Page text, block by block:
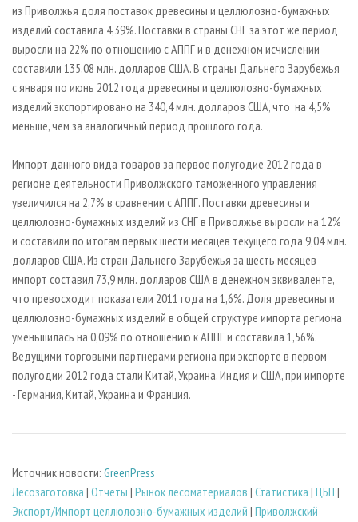
ИНСТРУМЕНТ И МАТЕРИАЛЫ
БИБЛИОТЕКА СПЕЦИАЛИСТА
из Приволжья доля поставок древесины и целлюлозно-бумажных
изделий составила 4,39%. Поставки в страны СНГ за этот же период
выросли на 22% по отношению с АППГ и в денежном исчислении
составили 135,08 млн. долларов США. В страны Дальнего Зарубежья
с января по июнь 2012 года древесины и целлюлозно-бумажных
изделий экспортировано на 340,4 млн. долларов США, что на 4,5%
меньше, чем за аналогичный период прошлого года.
Импорт данного вида товаров за первое полугодие 2012 года в
регионе деятельности Приволжского таможенного управления
увеличился на 2,7% в сравнении с АППГ. Поставки древесины и
целлюлозно-бумажных изделий из СНГ в Приволжье выросли на 12%
и составили по итогам первых шести месяцев текущего года 9,04 млн.
долларов США. Из стран Дальнего Зарубежья за шесть месяцев
импорт составил 73,9 млн. долларов США в денежном эквиваленте,
что превосходит показатели 2011 года на 1,6%. Доля древесины и
целлюлозно-бумажных изделий в общей структуре импорта региона
уменьшилась на 0,09% по отношению к АППГ и составила 1,56%.
Ведущими торговыми партнерами региона при экспорте в первом
полугодии 2012 года стали Китай, Украина, Индия и США, при импорте
- Германия, Китай, Украина и Франция.
Источник новости: GreenPress
Лесозаготовка | Отчеты | Рынок лесоматериалов | Статистика | ЦБП |
Экспорт/Импорт целлюлозно-бумажных изделий | Приволжский